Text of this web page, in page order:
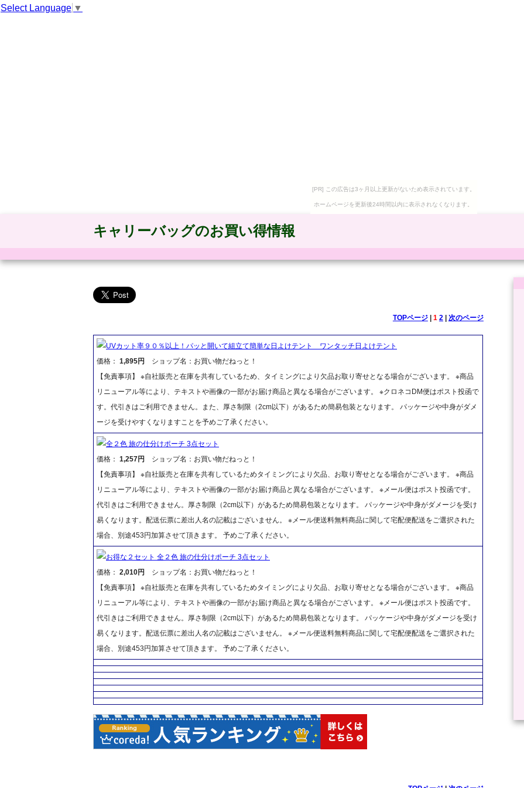
Select Language ▼
[PR] この広告は3ヶ月以上更新がないため表示されています。
ホームページを更新後24時間以内に表示されなくなります。
キャリーバッグのお買い得情報
TOPページ| 1 2| 次のページ
UVカット率９０％以上！パッと開いて組立て簡単な日よけテント ワンタッチ日よけテント
価格： 1,895円
ショップ名：お買い物だねっと！
【免責事項】 ※自社販売と在庫を共有しているため、タイミングにより欠品お取り寄せとなる場合がございます。 ※商品
リニューアル等により、テキストや画像の一部がお届け商品と異なる場合がございます。 ※クロネコDM便はポスト投函で
す。代引きはご利用できません。また、厚さ制限（2cm以下）があるため簡易包装となります。 パッケージや中身がダメ
ージを受けやすくなりますことを予めご了承ください。
全２色 旅の仕分けポーチ 3点セット
価格： 1,257円
ショップ名：お買い物だねっと！
【免責事項】 ※自社販売と在庫を共有しているためタイミングにより欠品、お取り寄せとなる場合がございます。 ※商品
リニューアル等により、テキストや画像の一部がお届け商品と異なる場合がございます。 ※メール便はポスト投函です。
代引きはご利用できません。厚さ制限（2cm以下）があるため簡易包装となります。 パッケージや中身がダメージを受け
易くなります。配送伝票に差出人名の記載はございません。 ※メール便送料無料商品に関して宅配便配送をご選択された
場合、別途453円加算させて頂きます。 予めご了承ください。
お得な２セット 全２色 旅の仕分けポーチ 3点セット
価格： 2,010円
ショップ名：お買い物だねっと！
【免責事項】 ※自社販売と在庫を共有しているためタイミングにより欠品、お取り寄せとなる場合がございます。 ※商品
リニューアル等により、テキストや画像の一部がお届け商品と異なる場合がございます。 ※メール便はポスト投函です。
代引きはご利用できません。厚さ制限（2cm以下）があるため簡易包装となります。 パッケージや中身がダメージを受け
易くなります。配送伝票に差出人名の記載はございません。 ※メール便送料無料商品に関して宅配便配送をご選択された
場合、別途453円加算させて頂きます。 予めご了承ください。